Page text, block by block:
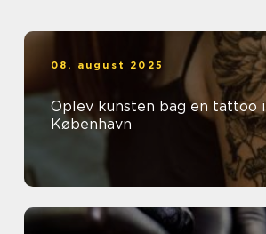
08. august 2025
Oplev kunsten bag en tattoo i
København